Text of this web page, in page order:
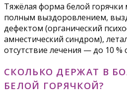
Тяжёлая форма белой горячки
полным выздоровлением,
дефектом (органический
амнестический синдром),
отсутствие лечения — до 10 %
СКОЛЬКО ДЕРЖАТ В
БЕЛОЙ ГОРЯЧКОЙ?